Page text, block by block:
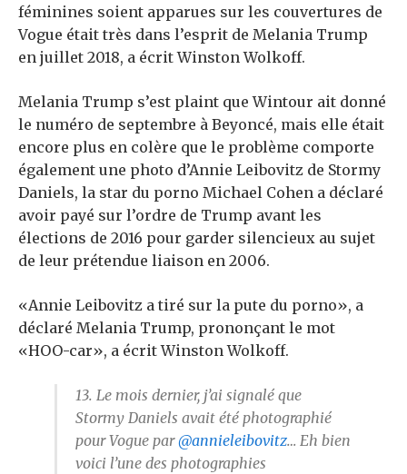
féminines soient apparues sur les couvertures de
Vogue était très dans l’esprit de Melania Trump
en juillet 2018, a écrit Winston Wolkoff.
Melania Trump s’est plaint que Wintour ait donné
le numéro de septembre à Beyoncé, mais elle était
encore plus en colère que le problème comporte
également une photo d’Annie Leibovitz de Stormy
Daniels, la star du porno Michael Cohen a déclaré
avoir payé sur l’ordre de Trump avant les
élections de 2016 pour garder silencieux au sujet
de leur prétendue liaison en 2006.
«Annie Leibovitz a tiré sur la pute du porno», a
déclaré Melania Trump, prononçant le mot
«HOO-car», a écrit Winston Wolkoff.
13. Le mois dernier, j’ai signalé que
Stormy Daniels avait été photographié
pour Vogue par@annieleibovitz… Eh bien
voici l’une des photographies